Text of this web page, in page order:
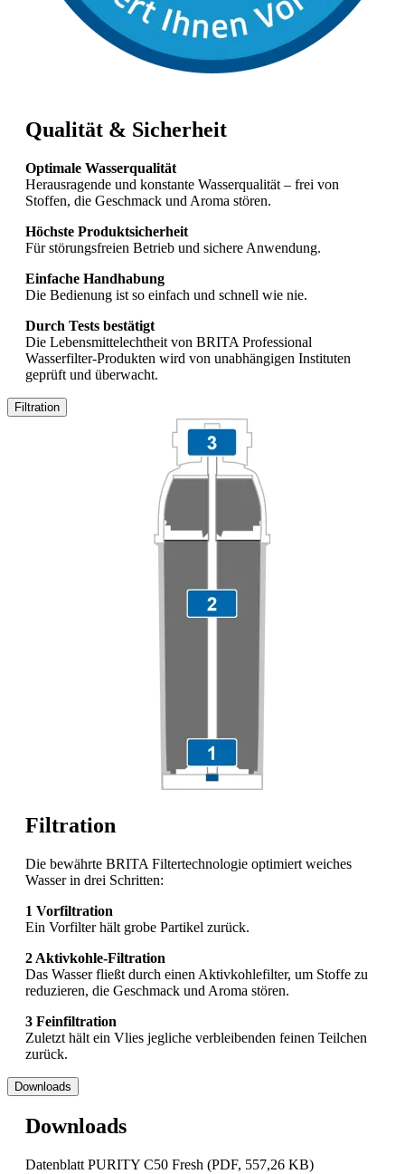
Qualität & Sicherheit
Optimale Wasserqualität
Herausragende und konstante Wasserqualität – frei von
Stoffen, die Geschmack und Aroma stören.
Höchste Produktsicherheit
Für störungsfreien Betrieb und sichere Anwendung.
Einfache Handhabung
Die Bedienung ist so einfach und schnell wie nie.
Durch Tests bestätigt
Die Lebensmittelechtheit von BRITA Professional
Wasserfilter-Produkten wird von unabhängigen Instituten
geprüft und überwacht.
Filtration
Filtration
Die bewährte BRITA Filtertechnologie optimiert weiches
Wasser in drei Schritten:
1 Vorfiltration
Ein Vorfilter hält grobe Partikel zurück.
2 Aktivkohle-Filtration
Das Wasser fließt durch einen Aktivkohlefilter, um Stoffe zu
reduzieren, die Geschmack und Aroma stören.
3 Feinfiltration
Zuletzt hält ein Vlies jegliche verbleibenden feinen Teilchen
zurück.
Downloads
Downloads
Datenblatt PURITY C50 Fresh (PDF, 557,26 KB)